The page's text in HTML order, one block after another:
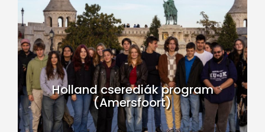
Holland cserediák program
(Amersfoort)